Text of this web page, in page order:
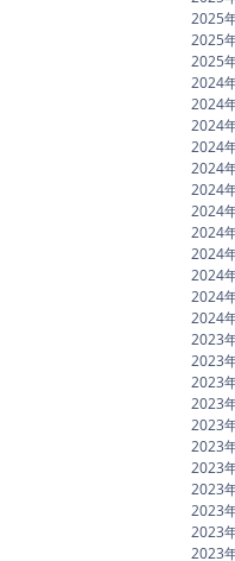
2025
2025
2025
2024
2024
2024
2024
2024
2024
2024
2024
2024
2024
2024
2024
2023
2023
2023
2023
2023
2023
2023
2023
2023
2023
2023